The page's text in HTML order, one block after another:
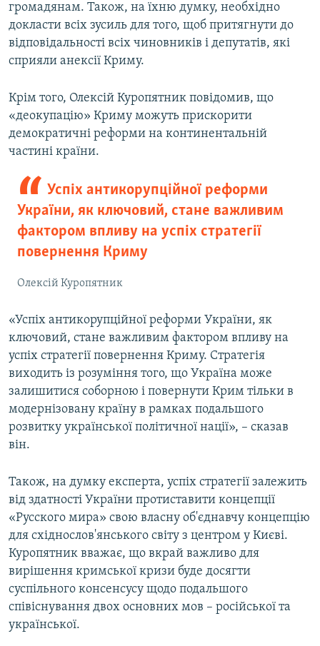
громадянам. Також, на їхню думку, необхідно
докласти всіх зусиль для того, щоб притягнути до
відповідальності всіх чиновників і депутатів, які
сприяли анексії Криму.
Крім того, Олексій Куропятник повідомив, що
«деокупацію» Криму можуть прискорити
демократичні реформи на континентальній
частині країни.
Успіх антикорупційної реформи
України, як ключовий, стане важливим
фактором впливу на успіх стратегії
повернення Криму
Олексій Куропятник
«Успіх антикорупційної реформи України, як
ключовий, стане важливим фактором впливу на
успіх стратегії повернення Криму. Стратегія
виходить із розуміння того, що Україна може
залишитися соборною і повернути Крим тільки в
модернізовану країну в рамках подальшого
розвитку української політичної нації», – сказав
він.
Також, на думку експерта, успіх стратегії залежить
від здатності України протиставити концепції
«Русского мира» свою власну об'єднавчу концепцію
для східнослов'янського світу з центром у Києві.
Куропятник вважає, що вкрай важливо для
вирішення кримської кризи буде досягти
суспільного консенсусу щодо подальшого
співіснування двох основних мов – російської та
української.